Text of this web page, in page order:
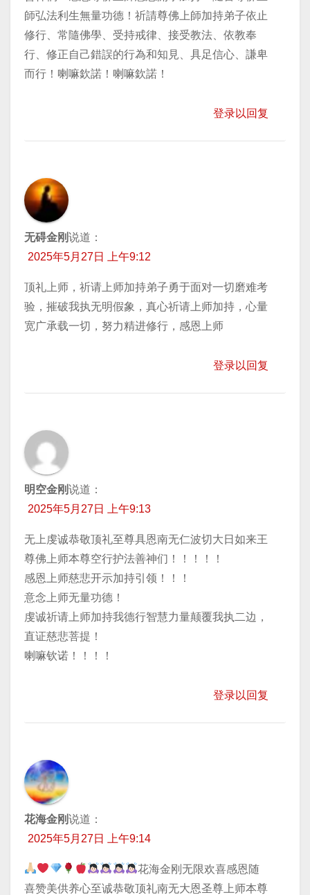
師弘法利生無量功德！祈請尊佛上師加持弟子依止
修行、常隨佛學、受持戒律、接受教法、依教奉
行、修正自己錯誤的行為和知見、具足信心、謙卑
而行！喇嘛欽諾！喇嘛欽諾！
登录以回复
无碍金刚说道：
2025年5月27日 上午9:12
顶礼上师，祈请上师加持弟子勇于面对一切磨难考
验，摧破我执无明假象，真心祈请上师加持，心量
宽广承载一切，努力精进修行，感恩上师
登录以回复
明空金刚说道：
2025年5月27日 上午9:13
无上虔诚恭敬顶礼至尊具恩南无仁波切大日如来王
尊佛上师本尊空行护法善神们！！！！！
感恩上师慈悲开示加持引领！！！
意念上师无量功德！
虔诚祈请上师加持我德行智慧力量颠覆我执二边，
直证慈悲菩提！
喇嘛钦诺！！！！
登录以回复
花海金刚说道：
2025年5月27日 上午9:14
花海金刚无限欢喜感恩随
喜赞美供养心至诚恭敬顶礼南无大恩圣尊上师本尊